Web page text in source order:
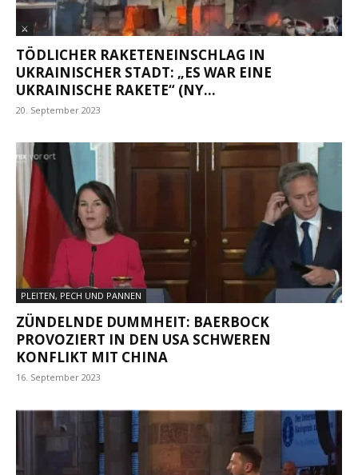
⚔
TÖDLICHER RAKETENEINSCHLAG IN
UKRAINISCHER STADT: „ES WAR EINE
UKRAINISCHE RAKETE“ (NY...
20. September 2023
PLEITEN, PECH UND PANNEN
ZÜNDELNDE DUMMHEIT: BAERBOCK
PROVOZIERT IN DEN USA SCHWEREN
KONFLIKT MIT CHINA
16. September 2023